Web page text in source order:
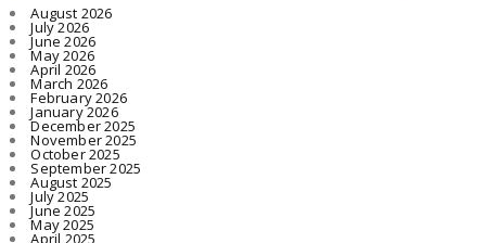
August 2026
July 2026
June 2026
May 2026
April 2026
March 2026
February 2026
January 2026
December 2025
November 2025
October 2025
September 2025
August 2025
July 2025
June 2025
May 2025
April 2025